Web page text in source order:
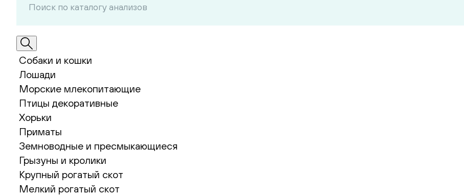
Собаки и кошки
Лошади
Морские млекопитающие
Птицы декоративные
Хорьки
Приматы
Земноводные и пресмыкающиеся
Грызуны и кролики
Крупный рогатый скот
Мелкий рогатый скот